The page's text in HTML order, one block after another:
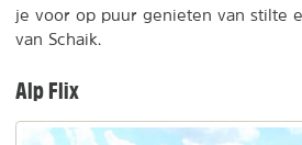
je voor op puur genieten van stilte
van Schaik.
Alp Flix